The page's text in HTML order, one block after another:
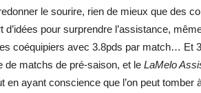
le sourire, rien de mieux que des
pour surprendre l’assistance,
coéquipiers avec 3.8pds par match… Et
de matchs de pré-saison, et le LaMelo
en ayant conscience que l’on peut tomber